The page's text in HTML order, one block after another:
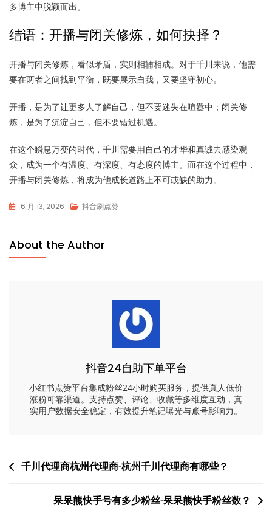
多博主中脱颖而出。
结语：开播与闭关修炼，如何抉择？
开播与闭关修炼，看似矛盾，实则相辅相成。对于千川来说，他需
要在两者之间找到平衡，既要展示自我，又要坚守初心。
开播，是为了让更多人了解自己，但不要迷失在喧嚣中；闭关修
炼，是为了沉淀自己，但不要错过机遇。
在这个瞬息万变的时代，千川需要用自己的才华和真诚去感染观
众，成为一个有温度、有深度、有态度的博主。而在这个过程中，
开播与闭关修炼，将成为他成长道路上不可或缺的助力。
6 月 13, 2026 抖音刷点赞
About the Author
抖音24自助下单平台
小红书点赞平台集成粉丝24小时购买服务，提供真人低价
涨粉可靠渠道。支持点赞、评论、收藏等多维度互动，真
实用户数据安全稳定，有效提升笔记曝光与账号影响力。
文千川代理商杭州代理商-杭州千川代理商有哪些？
呆呆熊快手号有多少粉丝-呆呆熊快手粉丝数？